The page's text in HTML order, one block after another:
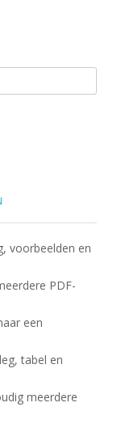
voorbeelden en
PDF-
een
tabel en
meerdere